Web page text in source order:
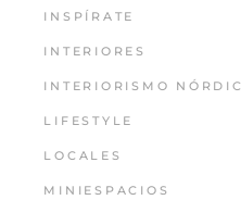
INSPÍRATE
INTERIORES
INTERIORISMO
LIFESTYLE
LOCALES
MINIESPACIOS